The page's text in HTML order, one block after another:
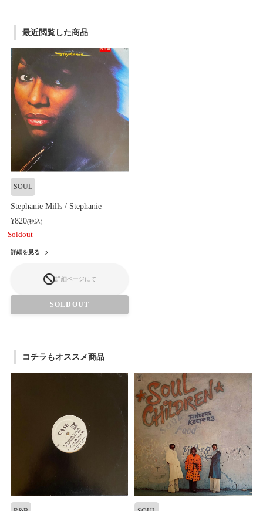
最近閲覧した商品
SOUL
Stephanie Mills / Stephanie
¥820(税込)
Soldout
詳細を見る
詳細ページにて
SOLDOUT
コチラもオススメ商品